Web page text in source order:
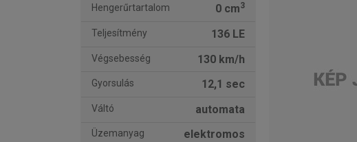
Hengerűrtartalom 0 cm3
Teljesítmény 136 LE
Végsebesség 130 km/h
Gyorsulás 12,1 sec
Váltó automata
Üzemanyag elektromos